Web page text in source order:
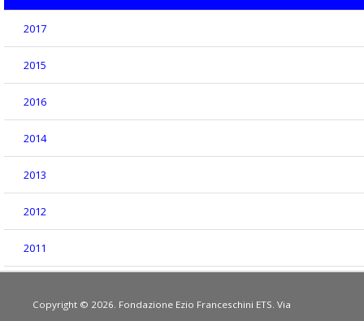
2017
2015
2016
2014
2013
2012
2011
Copyright © 2026. Fondazione Ezio Franceschini ETS. Via